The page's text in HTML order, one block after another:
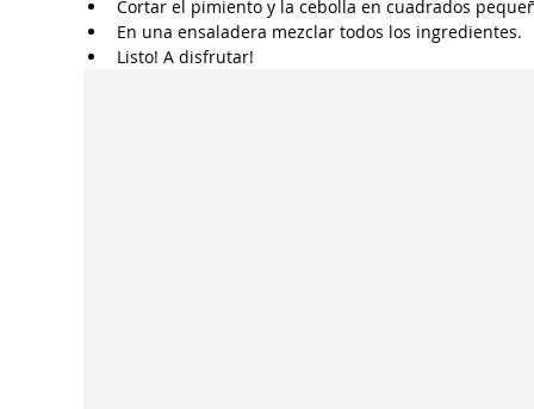
Cortar el pimiento y la cebolla en cuadrados
En una ensaladera mezclar todos los ingredientes.
Listo! A disfrutar!